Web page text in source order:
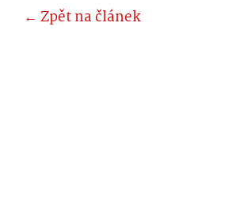
← Zpět na článek